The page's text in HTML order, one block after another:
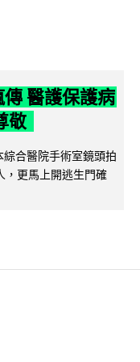
醫護保護病
敬
合醫院手術室鏡頭拍
，更馬上開逃生門確